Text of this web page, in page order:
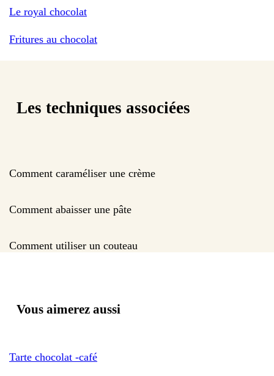
Le royal chocolat
Fritures au chocolat
Les techniques associées
Comment caraméliser une crème
Comment abaisser une pâte
Comment utiliser un couteau
Vous aimerez aussi
Tarte chocolat -café